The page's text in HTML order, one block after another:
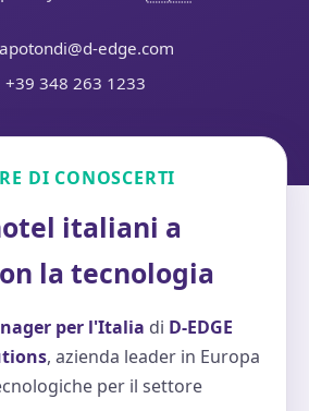
edge.com
+39 348 263 1233
DI CONOSCERTI
italiani a
la tecnologia
per l'Italia di D-EDGE
, azienda leader in Europa
per il settore